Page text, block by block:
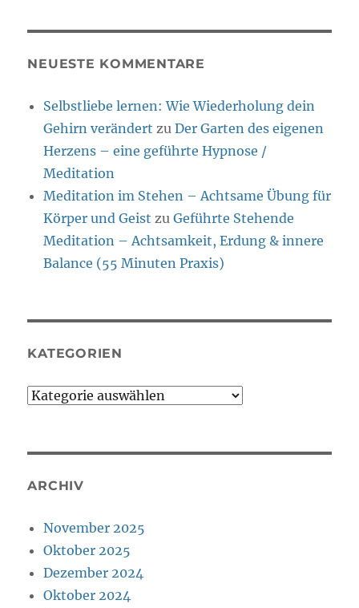
NEUESTE KOMMENTARE
Selbstliebe lernen: Wie Wiederholung dein
Gehirn verändert zuDer Garten des eigenen
Herzens – eine geführte Hypnose /
Meditation
Meditation im Stehen – Achtsame Übung für
Körper und Geist zuGeführte Stehende
Meditation – Achtsamkeit, Erdung & innere
Balance (55 Minuten Praxis)
KATEGORIEN
Kategorien
ARCHIV
November 2025
Oktober 2025
Dezember 2024
Oktober 2024